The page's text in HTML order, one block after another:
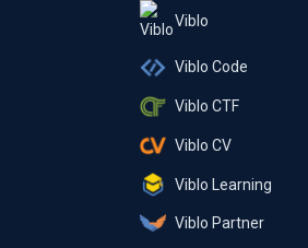
Viblo
Viblo Code
Viblo CTF
Viblo CV
Viblo Learning
Viblo Partner